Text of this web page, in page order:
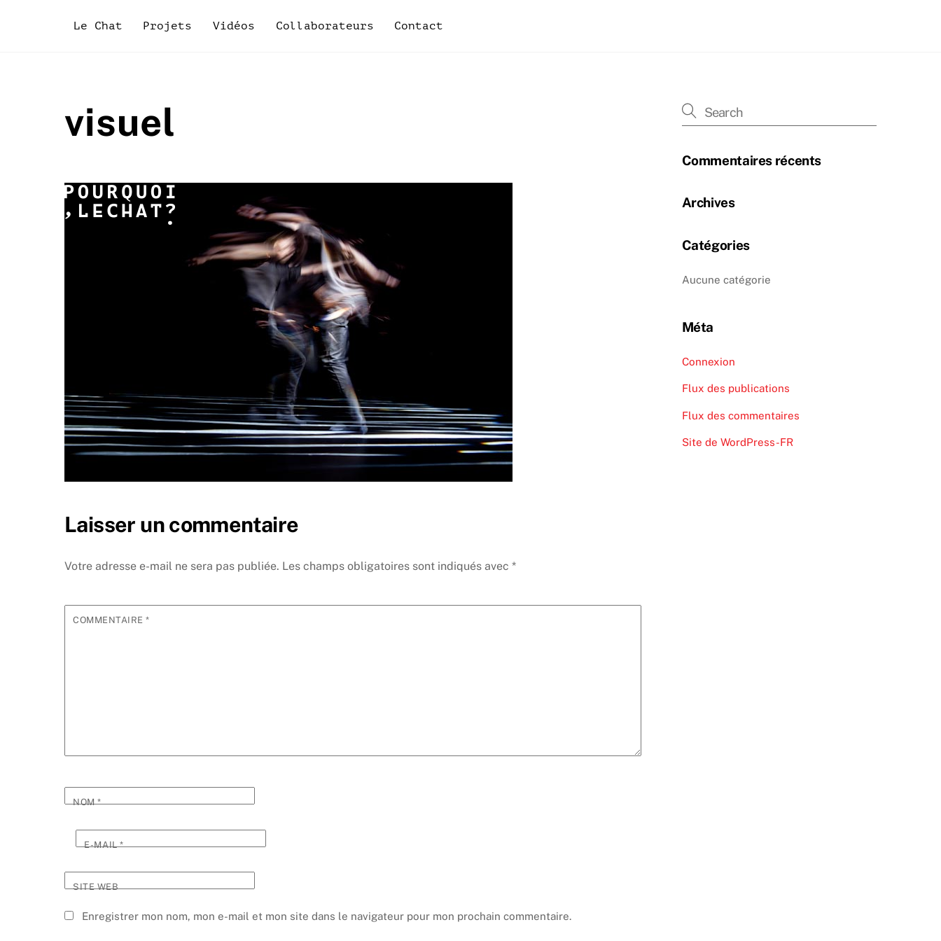
Le Chat Projets Vidéos Collaborateurs Contact
visuel
Laisser un commentaire
Votre adresse e-mail ne sera pas publiée. Les champs obligatoires sont indiqués avec *
COMMENTAIRE*
NOM*
E-MAIL*
SITE WEB
Enregistrer mon nom, mon e-mail et mon site dans le navigateur pour mon prochain commentaire.
Commentaires récents
Archives
Catégories
Aucune catégorie
Méta
Connexion
Flux des publications
Flux des commentaires
Site de WordPress-FR